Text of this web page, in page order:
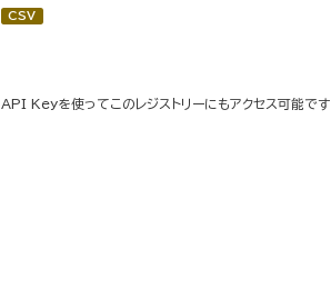
CSV
API Keyを使ってこのレジストリーにもアクセス可能です